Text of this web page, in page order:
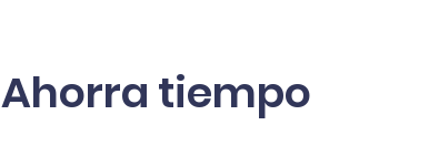
Ahorra tiempo